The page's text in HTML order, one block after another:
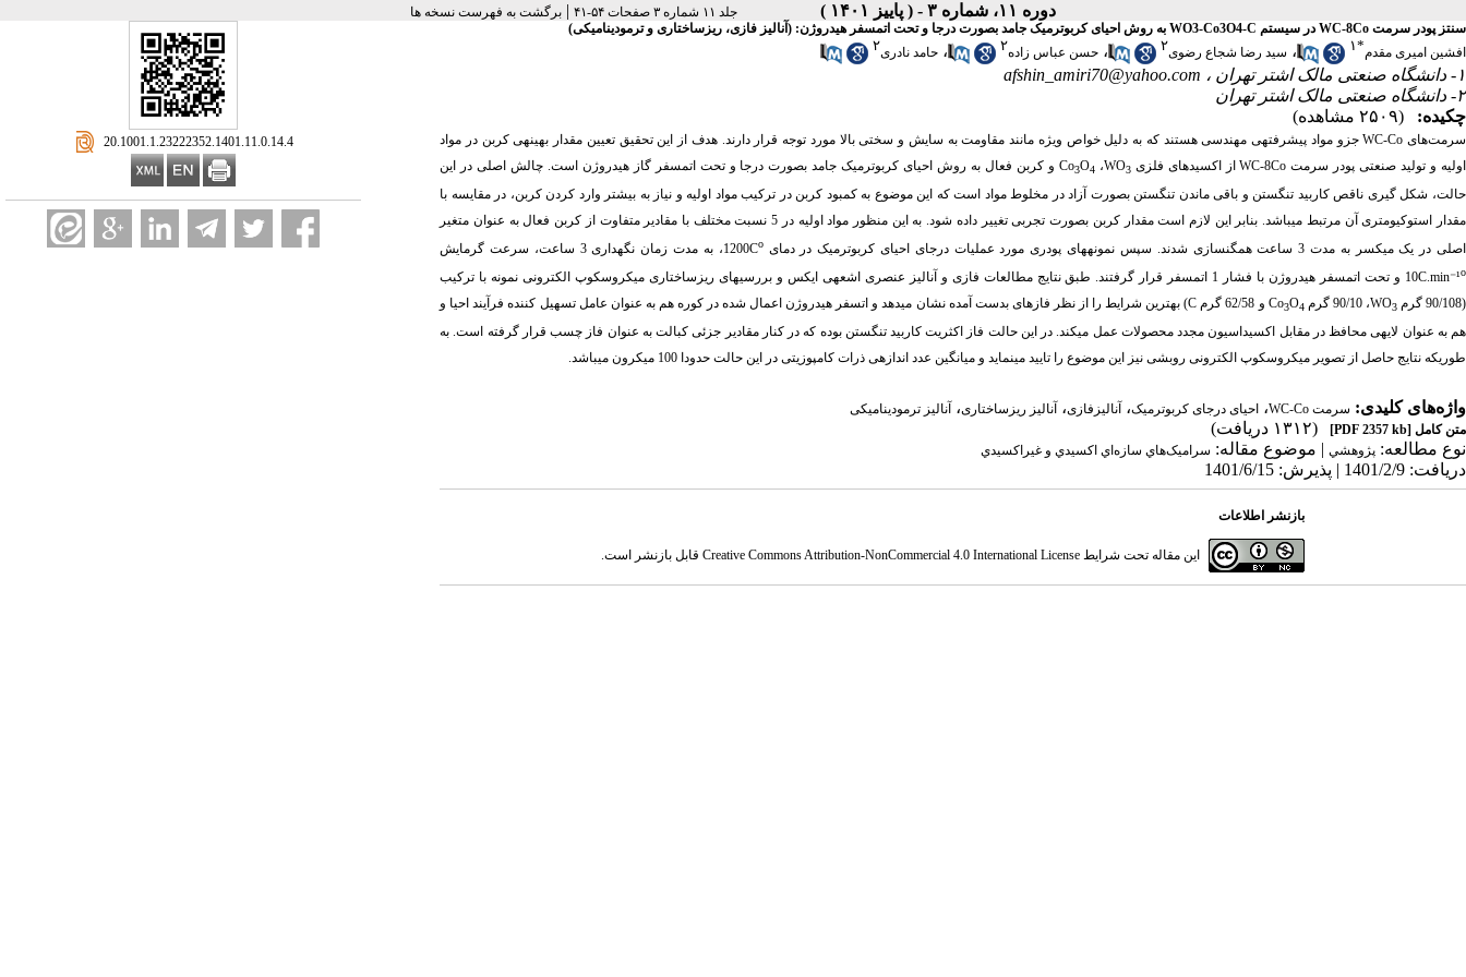
دوره ۱۱، شماره ۳ - ( پاییز ۱۴۰۱ ) جلد ۱۱ شماره ۳ صفحات ۵۴-۴۱ | برگشت به فهرست نسخه ها
‎ 20.1001.1.23222352.1401.11.0.14.4
سنتز پودر سرمت WC-8Co در سیستم WO3-Co3O4-C به روش احیای کربوترمیک جامد بصورت درجا و تحت اتمسفر هیدروژن: (آنالیز فازی، ریزساختاری و ترمودینامیکی)
افشین امیری مقدم*۱ ، سید رضا شجاع رضوی۲ ، حسن عباس زاده۲ ، حامد نادری۲
۱- دانشگاه صنعتی مالک اشتر تهران ،
afshin_amiri70@yahoo.com
۲- دانشگاه صنعتی مالک اشتر تهران
چکیده:
(۲۵۰۹ مشاهده)
سرمتهای WC-Coجزو مواد پیشرفته­ی مهندسی هستند که به دلیل خواص ویژه مانند مقاومت به سایش و سختی بالا مورد توجه قرار دارند. هدف از این تحقیق تعیین مقدار بهینه­ی کربن در مواد
اولیه و تولید صنعتی پودر سرمت WC-8Coاز اکسیدهای فلزی WO3 ، Co3O4
و کربن فعال به روش احیای کربوترمیک جامد بصورت درجا و تحت اتمسفر گاز هیدروژن است. چالش اصلی در این
حالت، شکل گیری ناقص کاربید تنگستن و باقی ماندن تنگستن بصورت آزاد در مخلوط مواد است که این موضوع به کمبود کربن در ترکیب مواد اولیه و نیاز به بیشتر وارد کردن کربن، در مقایسه با
مقدار استوکیومتری آن مرتبط می­باشد. بنابر این لازم است مقدار کربن بصورت تجربی تغییر داده شود. به این منظور مواد اولیه در 5 نسبت مختلف با مقادیر متفاوت از کربن فعال به عنوان متغیر
اصلی در یک میکسر به مدت 3 ساعت همگن­سازی شدند. سپس نمونه­های پودری مورد عملیات درجای احیای کربوترمیک در دمای
o
C1200، به مدت زمان نگهداری 3 ساعت، سرعت گرمایش
o
C.min⁻¹
10 و تحت اتمسفر هیدروژن با فشار 1 اتمسفر قرار گرفتند. طبق نتایج مطالعات فازی و آنالیز عنصری اشعه­ی ایکس و بررسی­های ریزساختاری میکروسکوپ الکترونی نمونه با ترکیب
(90/108 گرم
WO3 ، 90/10 گرم Co3O4 و 62/58 گرم C) بهترین شرایط را از نظر فازهای بدست آمده نشان می­دهد و اتسفر هیدروژن اعمال شده در کوره هم به عنوان عامل تسهیل کننده فرآیند احیا و
هم به عنوان لایه­ی محافظ در مقابل اکسیداسیون مجدد محصولات عمل می­کند. در این حالت فاز اکثریت کاربید تنگستن بوده که در کنار مقادیر جزئی کبالت به عنوان فاز چسب قرار گرفته است. به
طوری­که نتایج حاصل از تصویر میکروسکوپ الکترونی روبشی نیز این موضوع را تایید می­نماید و میانگین عدد اندازه­ی ذرات کامپوزیتی در این حالت حدودا 100 میکرون می­باشد.
واژه‌های کلیدی: سرمت WC-Co ، احیای درجای کربوترمیک، آنالیزفازی، آنالیز ریزساختاری، آنالیز ترمودینامیکی
متن کامل [PDF 2357 kb]
(۱۳۱۲ دریافت)
نوع مطالعه: پژوهشي | موضوع مقاله: سراميک‌هاي سازه‌اي اكسيدي و غيراكسيدي
دریافت: 1401/2/9 | پذیرش: 1401/6/15
بازنشر اطلاعات
این مقاله تحت شرایط Creative Commons Attribution-NonCommercial 4.0 International Licenseقابل بازنشر است.